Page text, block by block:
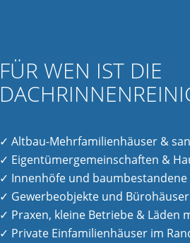
FÜR WEN IST DIE
✓ Altbau-Mehrfamilienhäuser &
✓ Eigentümergemeinschaften &
✓ Innenhöfe und
✓ Gewerbeobjekte und
✓ Praxen, kleine Betriebe & Läden
✓ Private Einfamilienhäuser im